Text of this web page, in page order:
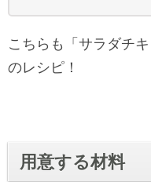
こちらも「サラダチ
のレシピ！
用意する材料